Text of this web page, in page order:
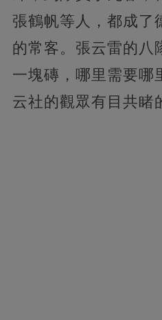
張鶴帆等人，都成了
的常客。張云雷的八
一塊磚，哪里需要哪
云社的觀眾有目共睹